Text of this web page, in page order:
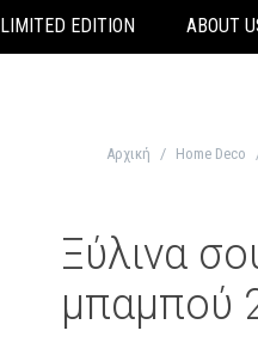
LIMITED EDITION ABOUT
Αρχική / Home Deco
Ξύλινα
μπαμπού